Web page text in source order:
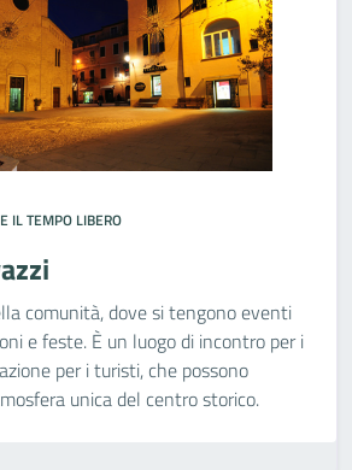
IL TEMPO LIBERO
comunità, dove si tengono eventi
e feste. È un luogo di incontro per i
per i turisti, che possono
unica del centro storico.